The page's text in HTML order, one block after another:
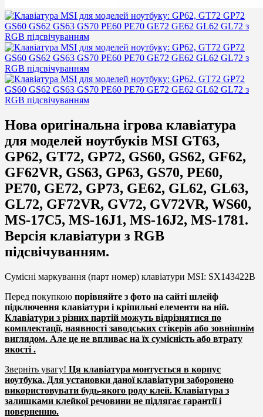
Нова оригінальна ігрова клавіатура
для моделей ноутбуків MSI GT63,
GP62, GT72, GP72, GS60, GS62, GF62,
GF62VR, GS63, GP63, GS70, PE60,
PE70, GE72, GP73, GE62, GL62, GL63,
GL72, GF72VR, GV72, GV72VR, WS60,
MS-17C5, MS-16J1, MS-16J2, MS-1781.
Версія клавіатури з RGB
підсвічуванням.
Сумісні маркування (парт номер) клавіатури MSI: SX143422B
Перед покупкою порівняйте з фото на сайті шлейф
підключення клавіатури і кріпильні елементи на ній.
Клавіатури з різних партій можуть відрізнятися по
комплектації, наявності заводських стікерів або зовнішнім
виглядом. Але це не впливає на їх сумісність або втрату
якості .
Зверніть увагу! Ця клавіатура монтується в корпус
ноутбука. Для установки даної клавіатури заборонено
використовувати будь-якого роду клей. Клавіатура з
залишками клейкої речовини не підлягає гарантії і
поверненню.